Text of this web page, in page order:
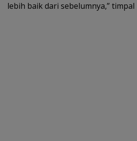
lebih baik dari sebelumnya,” timpal